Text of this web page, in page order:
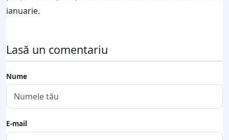
ianuarie.
Lasă un comentariu
Nume
E-mail